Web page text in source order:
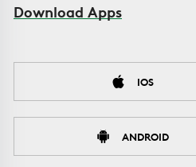
Download Apps
IOS
ANDROID